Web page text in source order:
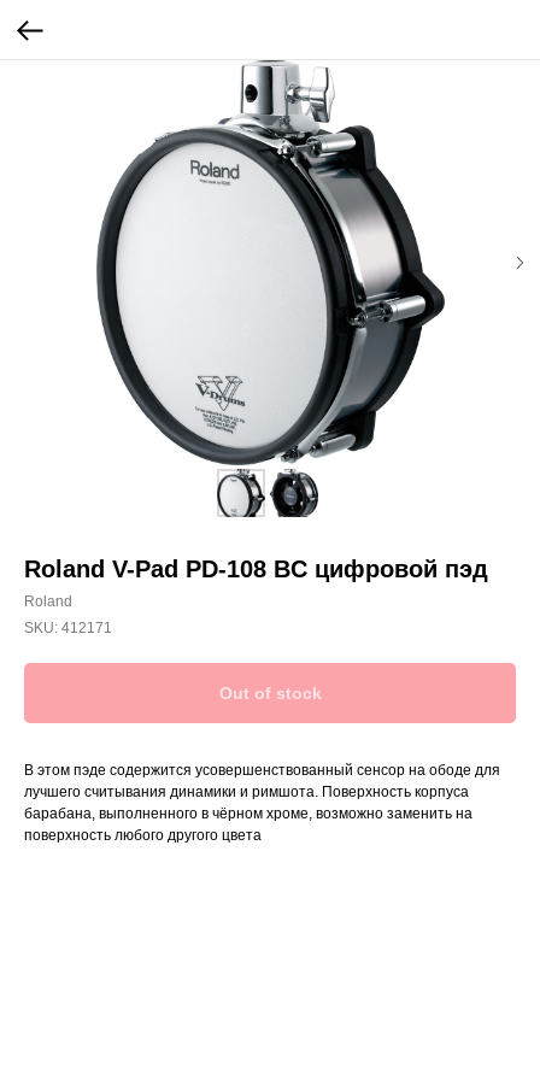
Roland V-Pad PD-108 BC цифровой пэд
Roland
SKU: 412171
Out of stock
В этом пэде содержится усовершенствованный сенсор на ободе для
лучшего считывания динамики и римшота. Поверхность корпуса
барабана, выполненного в чёрном хроме, возможно заменить на
поверхность любого другого цвета